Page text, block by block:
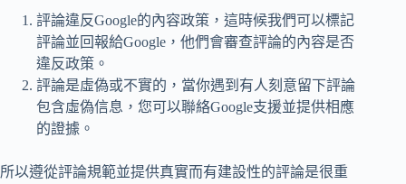
評論違反Google的內容政策，這時候我們可以標記
評論並回報給Google，他們會審查評論的內容是否
違反政策。
評論是虛偽或不實的，當你遇到有人刻意留下評論
包含虛偽信息，您可以聯絡Google支援並提供相應
的證據。
所以遵從評論規範並提供真實而有建設性的評論是很重